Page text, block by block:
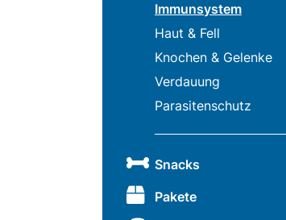
Immunsystem
Haut & Fell
Knochen & Gelenke
Verdauung
Parasitenschutz
Snacks
Pakete